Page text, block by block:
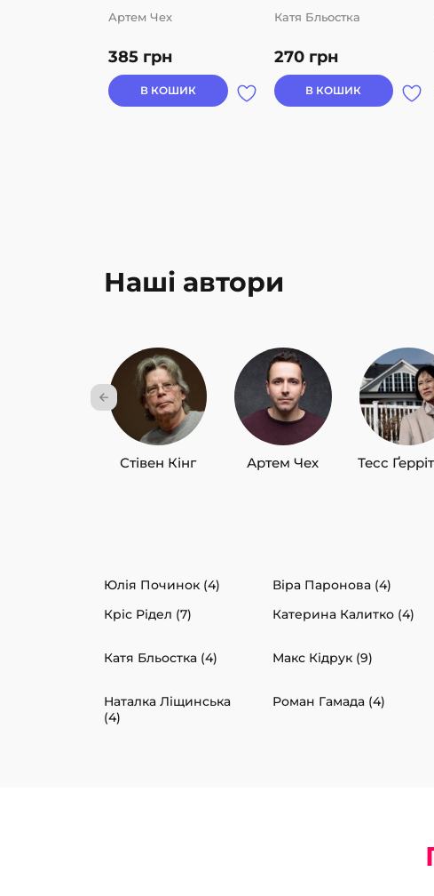
385 грн
Артем Чех
В КОШИК
270 грн
Катя Бльостка
В КОШИК
Наші автори
Стівен Кінг Артем Чех Тесс
Юлія Починок (4) Віра Паронова (4)
Кріс Рідел (7)
Катерина Калитко (4)
Катя Бльостка (4) Макс Кідрук (9)
Наталка Ліщинська
(4)
Роман Гамада (4)